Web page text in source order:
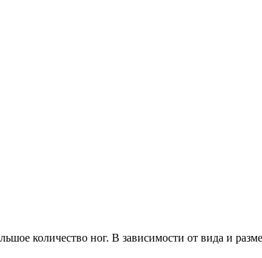
количество ног. В зависимости от вида и